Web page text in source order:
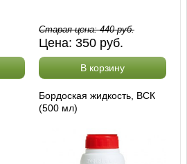
Старая цена:440руб.
Цена: 350 руб.
В корзину
Бордоская жидкость, ВСК
(500 мл)